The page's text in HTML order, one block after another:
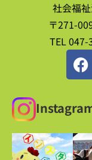
社会福
〒271-
TEL